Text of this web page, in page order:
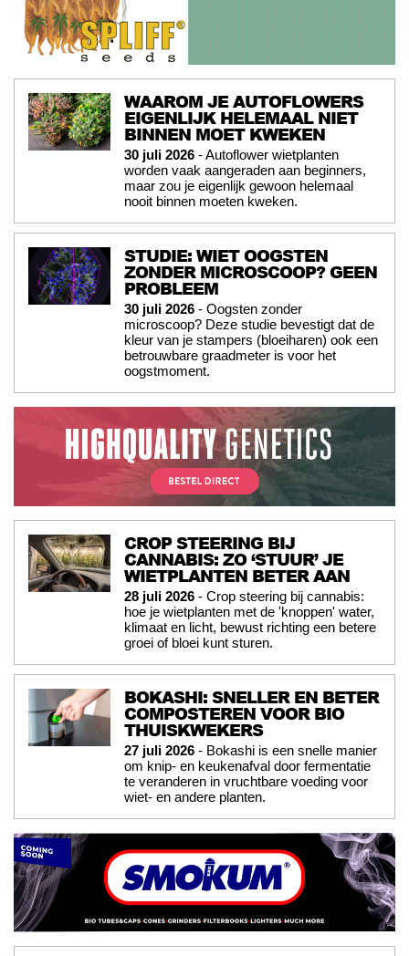
WAAROM JE AUTOFLOWERS
EIGENLIJK HELEMAAL NIET
BINNEN MOET KWEKEN
30 juli 2026 - Autoflower wietplanten
worden vaak aangeraden aan beginners,
maar zou je eigenlijk gewoon helemaal
nooit binnen moeten kweken.
STUDIE: WIET OOGSTEN
ZONDER MICROSCOOP? GEEN
PROBLEEM
30 juli 2026 - Oogsten zonder
microscoop? Deze studie bevestigt dat de
kleur van je stampers (bloeiharen) ook een
betrouwbare graadmeter is voor het
oogstmoment.
CROP STEERING BIJ
CANNABIS: ZO ‘STUUR’ JE
WIETPLANTEN BETER AAN
28 juli 2026 - Crop steering bij cannabis:
hoe je wietplanten met de 'knoppen' water,
klimaat en licht, bewust richting een betere
groei of bloei kunt sturen.
BOKASHI: SNELLER EN BETER
COMPOSTEREN VOOR BIO
THUISKWEKERS
27 juli 2026 - Bokashi is een snelle manier
om knip- en keukenafval door fermentatie
te veranderen in vruchtbare voeding voor
wiet- en andere planten.